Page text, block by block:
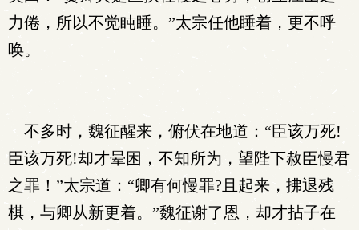
力倦，所以不觉盹睡。”太宗任他睡着，更不呼
唤。
不多时，魏征醒来，俯伏在地道：“臣该万死!
臣该万死!却才晕困，不知所为，望陛下赦臣慢君
之罪！”太宗道：“卿有何慢罪?且起来，拂退残
棋，与卿从新更着。”魏征谢了恩，却才拈子在